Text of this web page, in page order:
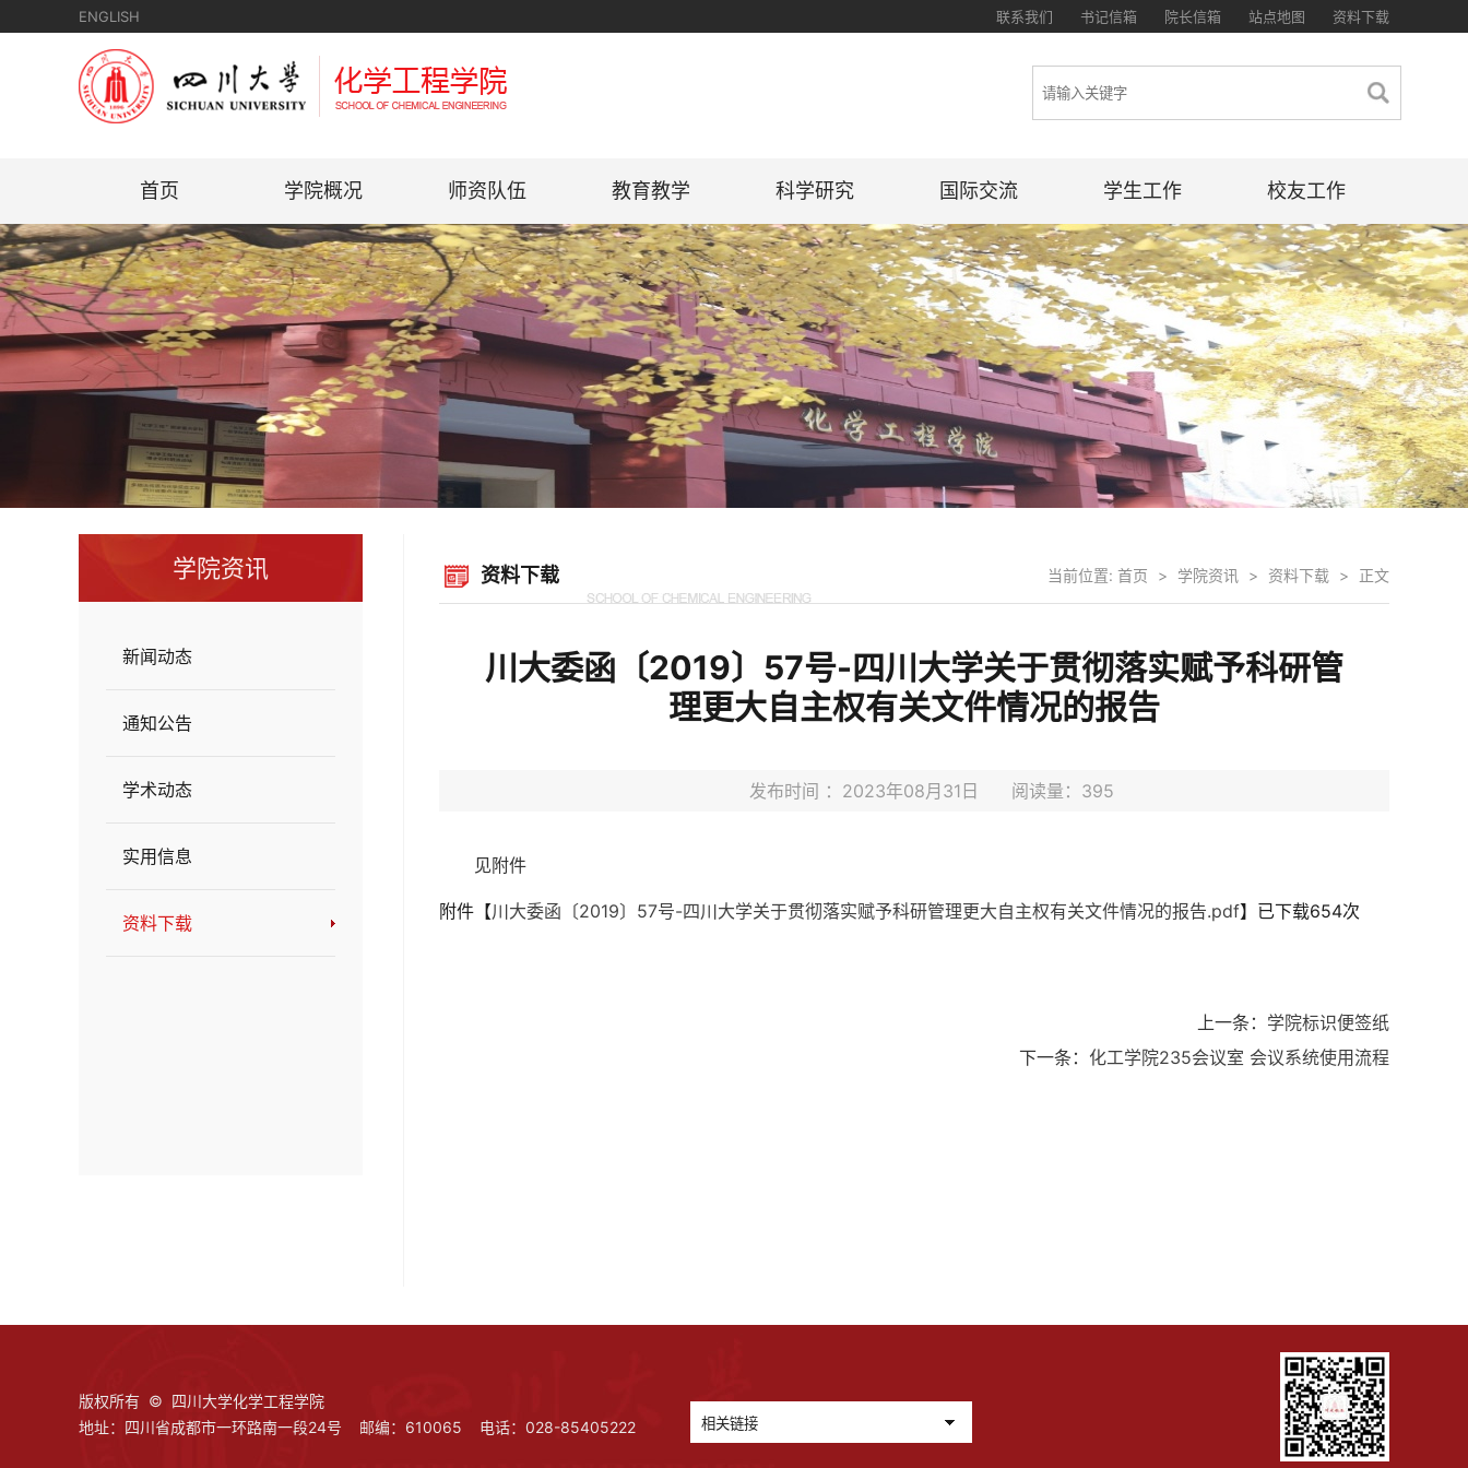
ENGLISH 资料下载
站点地图
院长信箱
书记信箱
联系我们
首页 学院概况 师资队伍 教育教学 科学研究 国际交流 学生工作 校友工作
学院资讯
新闻动态
通知公告
学术动态
实用信息
资料下载
资料下载 当前位置: 首页 > 学院资讯 > 资料下载 > 正文
川大委函〔2019〕57号-四川大学关于贯彻落实赋予科研管
理更大自主权有关文件情况的报告
发布时间 ：2023年08月31日 阅读量： 395
见附件
附件【川大委函〔2019〕57号-四川大学关于贯彻落实赋予科研管理更大自主权有关文件情况的报告.pdf】已下载654次
上一条： 学院标识便签纸
下一条： 化工学院235会议室 会议系统使用流程
版权所有 © 四川大学化学工程学院
地址：四川省成都市一环路南一段24号 邮编：610065 电话：028-85405222